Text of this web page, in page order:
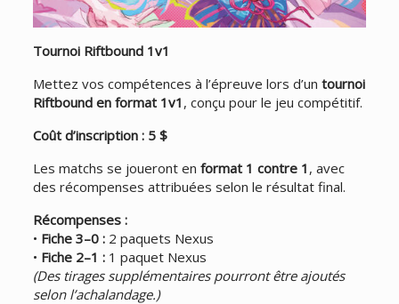
Tournoi Riftbound 1v1
Mettez vos compétences à l’épreuve lors d’un tournoi
Riftbound en format 1v1 , conçu pour le jeu compétitif.
Coût d’inscription : 5 $
Les matchs se joueront en format 1 contre 1 , avec
des récompenses attribuées selon le résultat final.
Récompenses :
• Fiche 3–0 :2 paquets Nexus
• Fiche 2–1 :1 paquet Nexus
(Des tirages supplémentaires pourront être ajoutés
selon l’achalandage.)